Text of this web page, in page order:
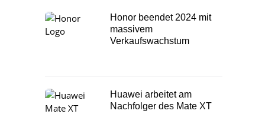
Honor beendet 2024 mit
massivem
Verkaufswachstum
Huawei arbeitet am
Nachfolger des Mate XT